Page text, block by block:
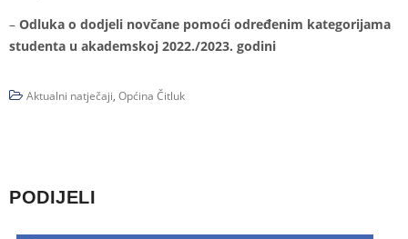
– Odluka o dodjeli novčane pomoći određenim kategorijama
studenta u akademskoj 2022./2023. godini
Aktualni natječaji, Općina Čitluk
PODIJELI